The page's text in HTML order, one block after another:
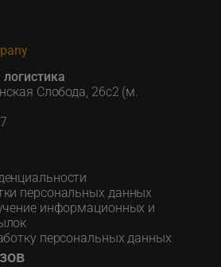
Слобода, 26с2 (м.
персональных данных
информационных и
персональных данных